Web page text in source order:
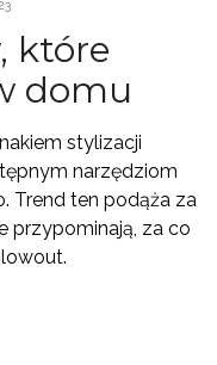
które
domu
stylizacji
narzędziom
Trend ten podąża za
przypominają, za co